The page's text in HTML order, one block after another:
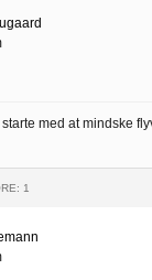
med at mindske
1